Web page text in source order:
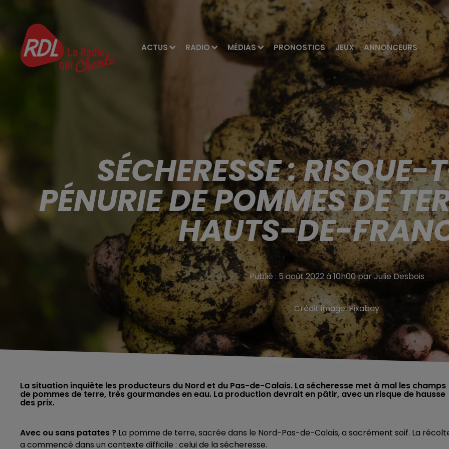
ACTUS RADIO MÉDIAS PRONOSTICS JEUX ANNONCEURS
SÉCHERESSE :
PÉNURIE DE POMMES DE
HAUTS-DE-
Publié : 5 août 2022 à 10h00 par Julie Desbois
Crédit image:Pixabay
La situation inquiète les producteurs du Nord et du Pas-de-Calais. La sécheresse met à mal les champs
de pommes de terre, très gourmandes en eau. La production devrait en pâtir, avec un risque de hausse
des prix.
Avec ou sans patates ? La pomme de terre, sacrée dans le Nord-Pas-de-Calais, a sacrément soif. La
a commencé dans un contexte difficile : celui de la sécheresse.